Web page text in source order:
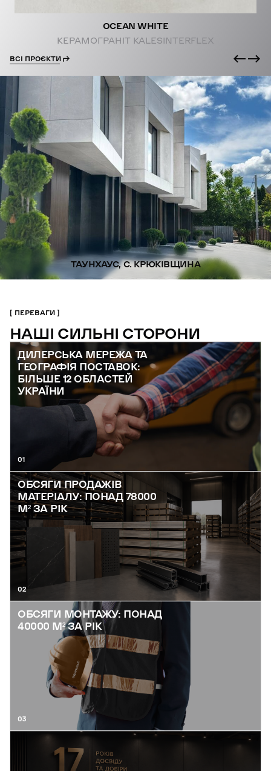
OCEAN WHITE
КЕРАМОГРАНІТ KALESINTERFLEX
ВСІ ПРОЄКТИ
ТАУНХАУС, С. КРЮКІВЩИНА
ПЕРЕВАГИ
НАШІ СИЛЬНІ СТОРОНИ
ДИЛЕРСЬКА МЕРЕЖА ТА
ГЕОГРАФІЯ ПОСТАВОК:
БІЛЬШЕ 12 ОБЛАСТЕЙ
УКРАЇНИ
01
ОБСЯГИ ПРОДАЖІВ
МАТЕРІАЛУ: ПОНАД 78000
М² ЗА РІК
02
ОБСЯГИ МОНТАЖУ: ПОНАД
40000 М² ЗА РІК
03